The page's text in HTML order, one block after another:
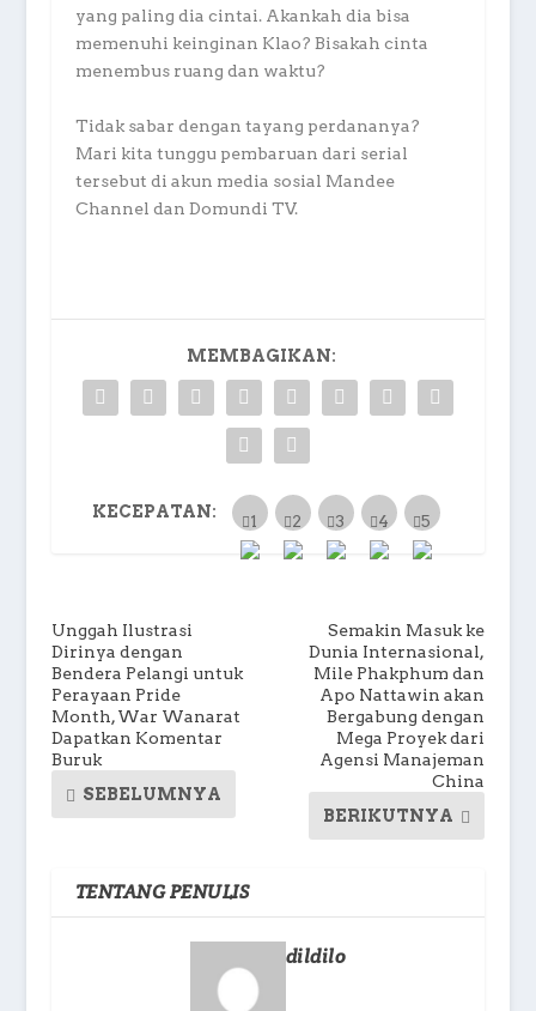
yang paling dia cintai. Akankah dia bisa
memenuhi keinginan Klao? Bisakah cinta
menembus ruang dan waktu?
Tidak sabar dengan tayang perdananya?
Mari kita tunggu pembaruan dari serial
tersebut di akun media sosial Mandee
Channel dan Domundi TV.
MEMBAGIKAN:
KECEPATAN:
Unggah Ilustrasi
Dirinya dengan
Bendera Pelangi untuk
Perayaan Pride
Month, War Wanarat
Dapatkan Komentar
Buruk
SEBELUMNYA
Semakin Masuk ke
Dunia Internasional,
Mile Phakphum dan
Apo Nattawin akan
Bergabung dengan
Mega Proyek dari
Agensi Manajeman
China
BERIKUTNYA
TENTANG PENULIS
dildilo